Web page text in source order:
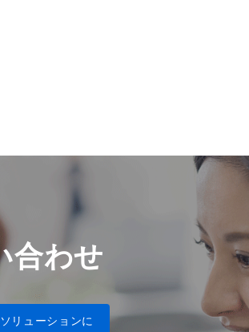
合わせ
リューションに